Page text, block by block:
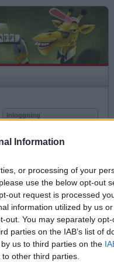
Information
or processing of your
use the below opt-out
out request is processed
information utilized by us
out. You may separately
parties on the IAB’s list of
us to third parties on the
other third parties.
Inloggning
Kom ihåg mig
Glömt ditt lösenord?
Få ny aktiveringslänk
Betapet är gratis!